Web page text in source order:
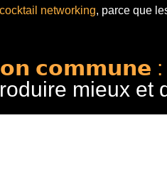
cocktail networking, parce que
𝗰𝗼𝗺𝗺𝘂𝗻𝗲 :
mieux et